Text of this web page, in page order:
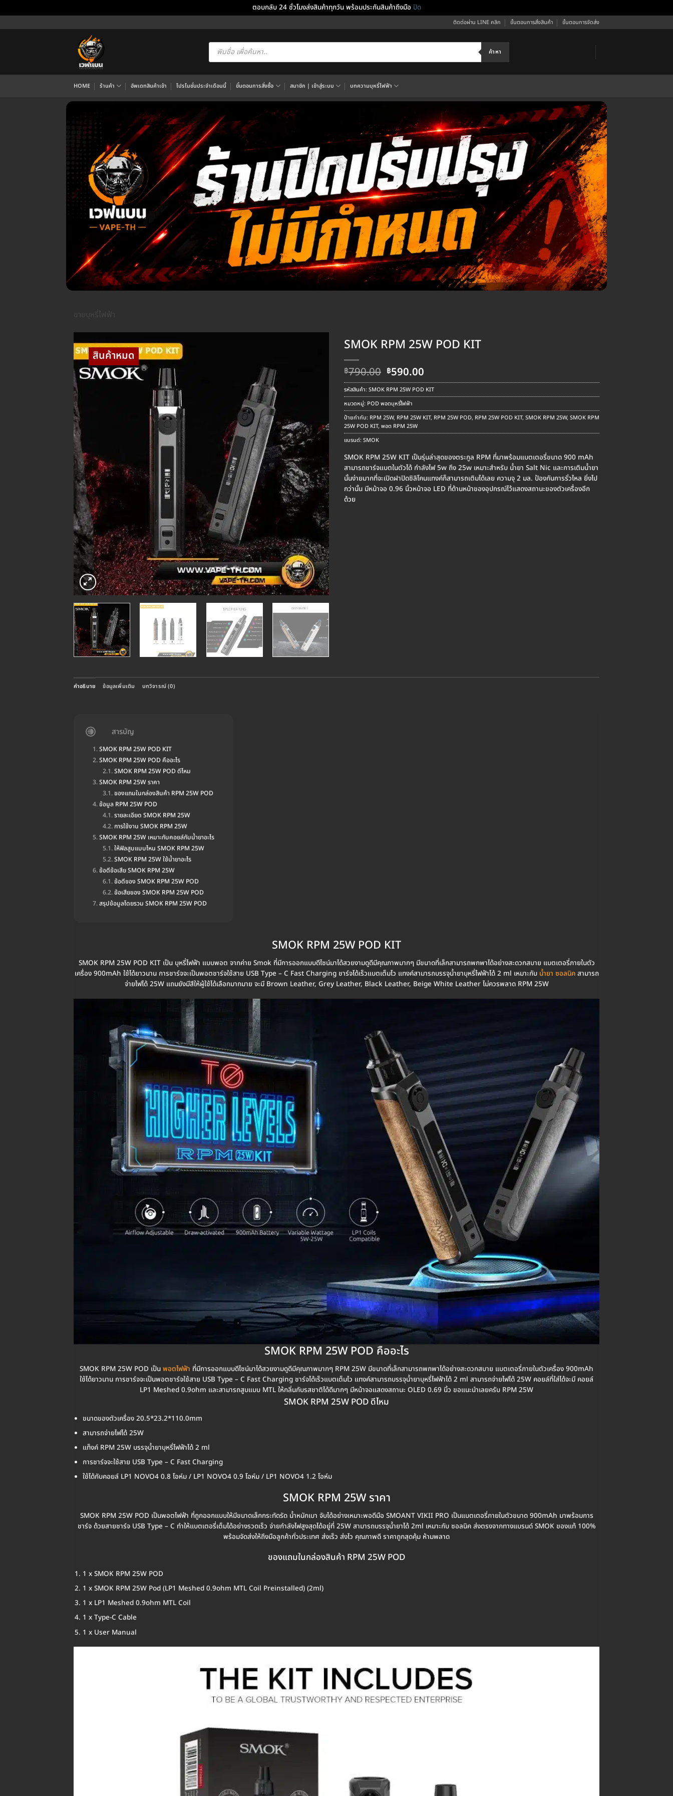
ตอบกลับ 24 ชั่วโมงส่งสินค้าทุกวัน พร้อมประกันสินค้าถึงมือ ปิด
ไป
ติดต่อผ่าน LINE คลิก ขั้นตอนการสั่งสินค้า ขั้นตอนการจัดส่ง
Products
search ค้าหา
HOME ร้านค้า อัพเดทสินค้าเข้า โปรโมชั่นประจำเดือนนี้ ขั้นตอนการสั่งซื้อ สมาชิก | เข้าสู่ระบบ บทความบุหรี่ไฟฟ้า
SMOK RPM 25W POD KIT
฿790.00 Original
price
was:
฿790.00.
฿590.00
price
is:
฿590.00.
รหัสสินค้า:SMOK RPM 25W POD KIT
หมวดหมู่: POD พอตบุหรี่ไฟฟ้า
ป้ายกำกับ: RPM 25W, RPM 25W KIT, RPM 25W POD, RPM 25W POD KIT, SMOK RPM 25W, SMOK RPM
25W POD KIT, พอต RPM 25W
แบรนด์:SMOK
SMOK RPM 25W KIT เป็นรุ่นล่าสุดของตระกูล RPM ที่มาพร้อมแบตเตอรี่ขนาด 900 mAh
สามารถชาร์จแบตในตัวได้ กำลังไฟ 5w ถึง 25w เหมาะสำหรับ น้ำยา Salt Nic และการเติมน้ำยา
นั้นง่ายมากที่จะเปิดฝาปิดซิลิโคนแทงค์ก็สามารถเติมได้เลย ความจุ 2 มล. ป้องกันการรั่วไหล ยิ่งไป
กว่านั้น มีหน้าจอ 0.96 นิ้วหน้าจอ LED ที่ด้านหน้าของอุปกรณ์ไว้แสดงสถานะของตัวเครื่องอีก
ด้วย
คำอธิบาย ข้อมูลเพิ่มเติม บทวิจารณ์ (0)
สารบัญ
SMOK RPM 25W POD KIT
SMOK RPM 25W POD คืออะไร
SMOK RPM 25W POD ดีไหม
SMOK RPM 25W ราคา
ของแถมในกล่องสินค้า RPM 25W POD
ข้อมูล RPM 25W POD
รายละเอียด SMOK RPM 25W
การใช้งาน SMOK RPM 25W
SMOK RPM 25W เหมาะกับคอยล์กับน้ำยาอะไร
ให้ฟิลสูบแบบไหน SMOK RPM 25W
SMOK RPM 25W ใช้น้ำยาอะไร
ข้อดีข้อเสีย SMOK RPM 25W
ข้อดีของ SMOK RPM 25W POD
ข้อเสียของ SMOK RPM 25W POD
สรุปข้อมูลโดยรวม SMOK RPM 25W POD
SMOK RPM 25W POD KIT
SMOK RPM 25W POD KIT เป็น บุหรี่ไฟฟ้า แบบพอต จากค่าย Smok ที่มีการออกแบบดีไซน์มาได้สวยงามดูดีมีคุณภาพมากๆ มีขนาดที่เล็กสามารถพกพาได้อย่างสะดวกสบาย แบตเตอรี่ภายในตัว
เครื่อง 900mAh ใช้ได้ยาวนาน การชาร์จจะเป็นพอตชาร์จใช้สาย USB Type – C Fast Charging ชาร์จได้เร็วแบตเต็มไว แทงค์สามารถบรรจุน้ำยาบุหรี่ไฟฟ้าได้ 2 ml เหมาะกับ น้ำยา ซอลนิคสามารถ
จ่ายไฟได้ 25W แถมยังมีสีให้ผู้ใช้ได้เลือกมากมาย จะมี Brown Leather, Grey Leather, Black Leather, Beige White Leather ไม่ควรพลาด RPM 25W
SMOK RPM 25W POD คืออะไร
SMOK RPM 25W POD เป็น พอตไฟฟ้า ที่มีการออกแบบดีไซน์มาได้สวยงามดูดีมีคุณภาพมากๆ RPM 25W มีขนาดที่เล็กสามารถพกพาได้อย่างสะดวกสบาย แบตเตอรี่ภายในตัวเครื่อง 900mAh
ใช้ได้ยาวนาน การชาร์จจะเป็นพอตชาร์จใช้สาย USB Type – C Fast Charging ชาร์จได้เร็วแบตเต็มไว แทงค์สามารถบรรจุน้ำยาบุหรี่ไฟฟ้าได้ 2 ml สามารถจ่ายไฟได้ 25W คอยล์ที่ใส่ได้จะมี คอยล์
LP1 Meshed 0.9ohm และสามารถสูบแบบ MTL ให้กลิ่นกับรสชาติได้ดีมากๆ มีหน้าจอแสดงสถานะ OLED 0.69 นิ้ว ขอแนะนำเลยครับ RPM 25W
SMOK RPM 25W POD ดีไหม
ขนาดของตัวเครื่อง 20.5*23.2*110.0mm
สามารถจ่ายไฟได้ 25W
แท็งค์ RPM 25W บรรจุน้ำยาบุหรี่ไฟฟ้าได้ 2 ml
การชาร์จจะใช้สาย USB Type – C Fast Charging
ใช้ได้กับคอยล์ LP1 NOVO4 0.8 โอห์ม / LP1 NOVO4 0.9 โอห์ม / LP1 NOVO4 1.2 โอห์ม
SMOK RPM 25W ราคา
SMOK RPM 25W POD เป็นพอตไฟฟ้า ที่ถูกออกแบบให้มีขนาดเล็กกระทัดรัด น้ำหนักเบา จับได้อย่างเหมาะพอดีมือ SMOANT VIKII PRO เป็นแบตเตอรี่ภายในตัวขนาด 900mAh มาพร้อมการ
ชาร์จ ด้วยสายชาร์จ USB Type – C ทำให้แบตเตอรี่เต็มได้อย่างรวดเร็ว จ่ายกำลังไฟสูงสุดได้อยู่ที่ 25W สามารถบรรจุน้ำยาได้ 2ml เหมาะกับ ซอลนิค ส่งตรงจากทางแบรนด์ SMOK ของแท้ 100%
พร้อมจัดส่งให้ถึงมือลูกค้าทั่วประเทศ ส่งเร็ว ส่งไว คุณภาพดี ราคาถูกสุดคุ้ม ห้ามพลาด
ของแถมในกล่องสินค้า RPM 25W POD
1 x SMOK RPM 25W POD
1 x SMOK RPM 25W Pod (LP1 Meshed 0.9ohm MTL Coil Preinstalled) (2ml)
1 x LP1 Meshed 0.9ohm MTL Coil
1 x Type-C Cable
1 x User Manual